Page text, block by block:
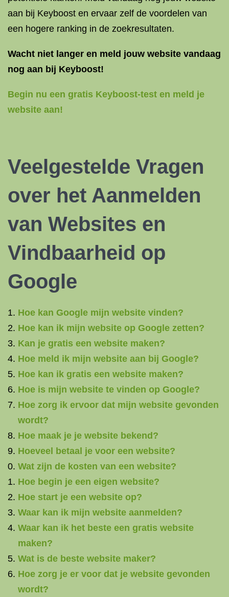
aan bij Keyboost en ervaar zelf de voordelen van
een hogere ranking in de zoekresultaten.
Wacht niet langer en meld jouw website vandaag
nog aan bij Keyboost!
Begin nu een gratis Keyboost-test en meld je
website aan!
Veelgestelde Vragen
over het Aanmelden
van Websites en
Vindbaarheid op
Google
Hoe kan Google mijn website vinden?
Hoe kan ik mijn website op Google zetten?
Kan je gratis een website maken?
Hoe meld ik mijn website aan bij Google?
Hoe kan ik gratis een website maken?
Hoe is mijn website te vinden op Google?
Hoe zorg ik ervoor dat mijn website gevonden
wordt?
Hoe maak je je website bekend?
Hoeveel betaal je voor een website?
Wat zijn de kosten van een website?
Hoe begin je een eigen website?
Hoe start je een website op?
Waar kan ik mijn website aanmelden?
Waar kan ik het beste een gratis website
maken?
Wat is de beste website maker?
Hoe zorg je er voor dat je website gevonden
wordt?